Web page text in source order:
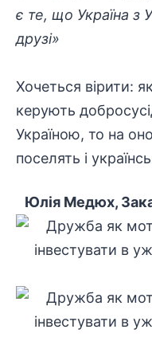
є те, що Україна з
друзі»
Хочеться вірити:
керують
Україною, то на
поселять і
Юлія Медюх,